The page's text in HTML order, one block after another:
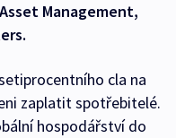
Management,
cla na
zaplatit spotřebitelé.
hospodářství do